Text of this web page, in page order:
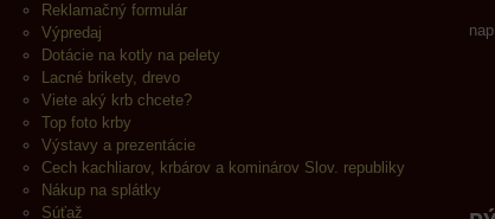
Reklamačný formulár
Výpredaj
Dotácie na kotly na pelety
Lacné brikety, drevo
Viete aký krb chcete?
Top foto krby
Výstavy a prezentácie
Cech kachliarov, krbárov a kominárov Slov. republiky
Nákup na splátky
Súťaž